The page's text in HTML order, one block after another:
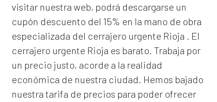
visitar nuestra web, podrá descargarse un
cupón descuento del 15% en la mano de obra
especializada del cerrajero urgente Rioja . El
cerrajero urgente Rioja es barato. Trabaja por
un precio justo, acorde a la realidad
económica de nuestra ciudad. Hemos bajado
nuestra tarifa de precios para poder ofrecer